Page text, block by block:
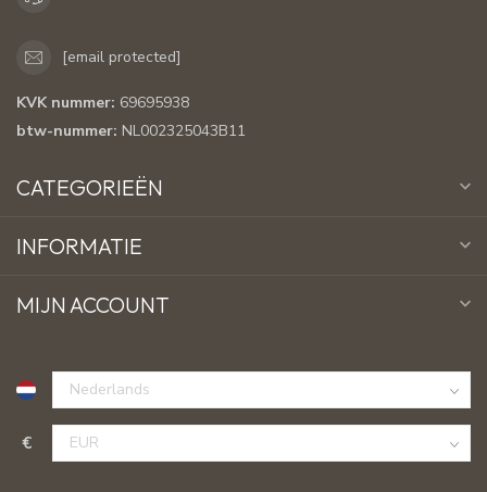
[email protected]
KVK nummer: 69695938
btw-nummer: NL002325043B11
CATEGORIEËN
INFORMATIE
MIJN ACCOUNT
€